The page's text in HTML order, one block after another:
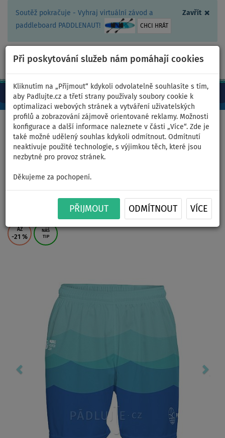
Zavřít ×
Soutěž pokračuje - Vyhraj virtuální závod a
paddleboard PADDLENAUT!
CHCI HRÁT
Při poskytování služeb nám pomáhají cookies
Kliknutím na „Přijmout“ kdykoli odvolatelně souhlasíte s tím,
aby Padlujte.cz a třetí strany používaly soubory cookie k
optimalizaci webových stránek a vytváření uživatelských
profilů a zobrazování zájmově orientované reklamy. Možnosti
konfigurace a další informace naleznete v části „Více“. Zde je
také možné udělený souhlas kdykoli odmítnout. Odmítnutí
neaktivuje použité technologie, s výjimkou těch, které jsou
nezbytné pro provoz stránek.
Děkujeme za pochopení.
PŘIJMOUT ODMÍTNOUT VÍCE
CZ/Kč +420 467 409 090 0ks
Domů >Oblečení >Kraťasy >Pánské
Kraťasy pánské
PADDLEBOARDING WAVE volné
- velikost: XL
AŽ
-21 %
NÁŠ
TIP